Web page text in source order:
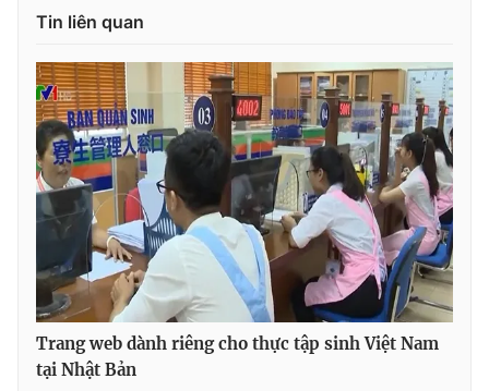
Ðiện thoại Thời báo VTV:
Liên hệ quảng cáo:
024-7300.7108
® Cấm sao chép dưới mọi hình thức nếu không có sự chấp
Tin liên quan
Trang web dành riêng cho thực tập sinh Việt Nam
tại Nhật Bản